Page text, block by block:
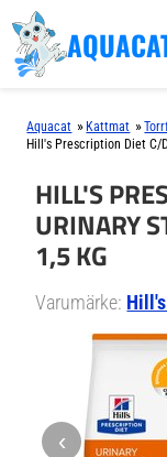
Aquacat » Kattmat »
Hill's Prescription Diet C/
HILL'S
URINARY
1,5 KG
Varumärke:
‹